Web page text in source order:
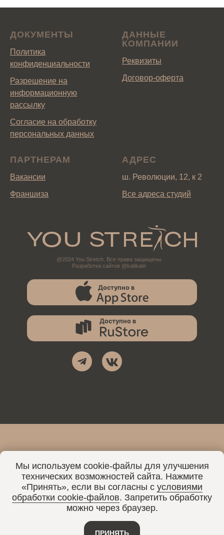
ДОКУМЕНТЫ
Политика
конфиденциальности
Разрешение на
информационную
рассылку
Согласие на обработку
персональных данных
ДАННЫЕ
КОМПАНИИ
Реквизиты
Договор-оферта
ПАРТНЕРАМ
Вакансии
Франшиза
АДРЕС
ш. Революции, 12, к 2
Все адреса студий
@2024 You Stretch. Все права защищены
Разработка сайтов @katikate
ХОЧЕШЬ ОТКРЫТЬ СТУДИЮ В
СВОЕМ ГОРОДЕ?
Мы используем cookie-файлы для улучшения
технических возможностей сайта. Нажмите
«Принять», если вы согласны с условиями
обработки cookie-файлов. Запретить обработку
можно через браузер.
ПРИНЯТЬ